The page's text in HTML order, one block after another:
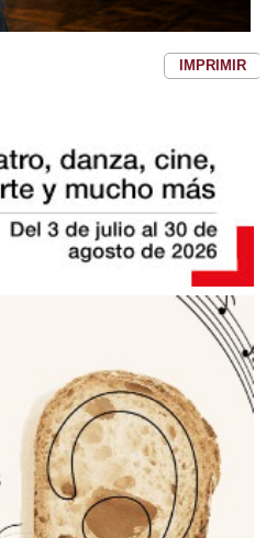
IMPRIMIR